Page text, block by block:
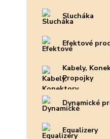
Slucháka
Efektové
Kabely,
Propojky
Dynamické
Equalizery